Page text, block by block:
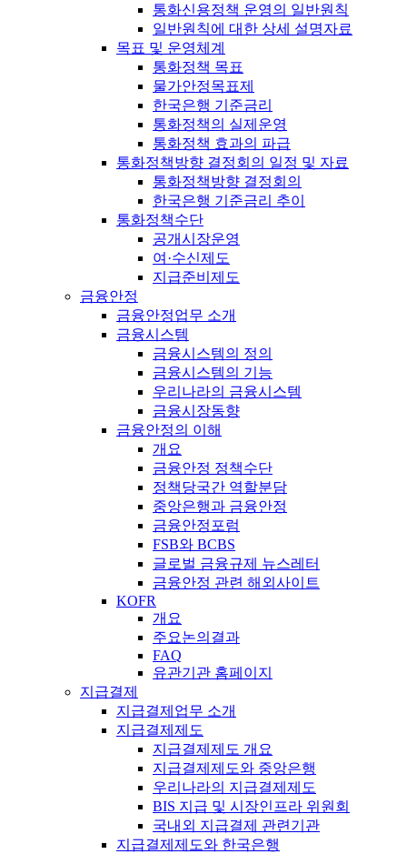
통화신용정책 운영의 일반원칙
일반원칙에 대한 상세 설명자료
목표 및 운영체계
통화정책 목표
물가안정목표제
한국은행 기준금리
통화정책의 실제운영
통화정책 효과의 파급
통화정책방향 결정회의 일정 및 자료
통화정책방향 결정회의
한국은행 기준금리 추이
통화정책수단
공개시장운영
여·수신제도
지급준비제도
금융안정
금융안정업무 소개
금융시스템
금융시스템의 정의
금융시스템의 기능
우리나라의 금융시스템
금융시장동향
금융안정의 이해
개요
금융안정 정책수단
정책당국간 역할분담
중앙은행과 금융안정
금융안정포럼
FSB와 BCBS
글로벌 금융규제 뉴스레터
금융안정 관련 해외사이트
KOFR
개요
주요논의결과
FAQ
유관기관 홈페이지
지급결제
지급결제업무 소개
지급결제제도
지급결제제도 개요
지급결제제도와 중앙은행
우리나라의 지급결제제도
BIS 지급 및 시장인프라 위원회
국내외 지급결제 관련기관
지급결제제도와 한국은행